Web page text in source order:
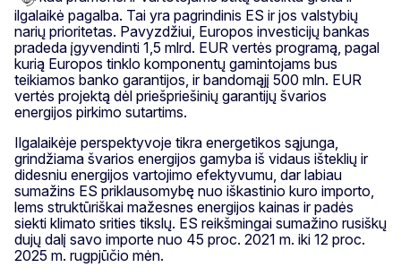
ilgalaikė pagalba. Tai yra pagrindinis ES ir jos valstybių
narių prioritetas. Pavyzdžiui, Europos investicijų bankas
pradeda įgyvendinti 1,5 mlrd. EUR vertės programą, pagal
kurią Europos tinklo komponentų gamintojams bus
teikiamos banko garantijos, ir bandomąjį 500 mln. EUR
vertės projektą dėl priešpriešinių garantijų švarios
energijos pirkimo sutartims.
Ilgalaikėje perspektyvoje tikra energetikos sąjunga,
grindžiama švarios energijos gamyba iš vidaus išteklių ir
didesniu energijos vartojimo efektyvumu, dar labiau
sumažins ES priklausomybę nuo iškastinio kuro importo,
lems struktūriškai mažesnes energijos kainas ir padės
siekti klimato srities tikslų. ES reikšmingai sumažino rusiškų
dujų dalį savo importe nuo 45 proc. 2021 m. iki 12 proc.
2025 m. rugpjūčio mėn.